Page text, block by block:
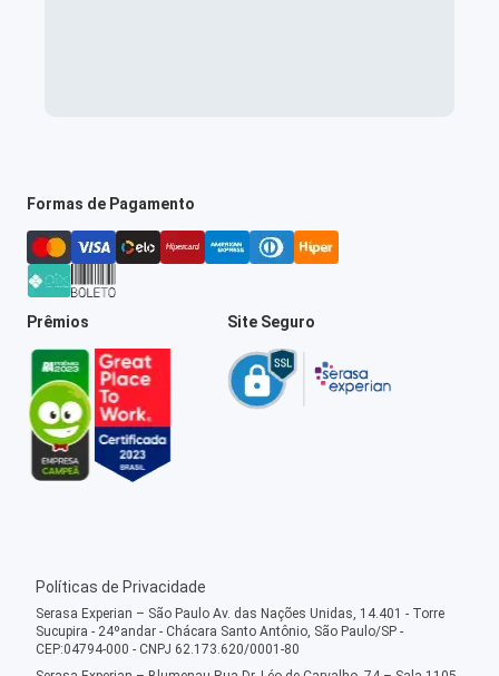
Formas de Pagamento
Prêmios Site Seguro
Políticas de Privacidade
Serasa Experian – São Paulo Av. das Nações Unidas, 14.401 - Torre
Sucupira - 24ºandar - Chácara Santo Antônio, São Paulo/SP -
CEP:04794-000 - CNPJ 62.173.620/0001-80